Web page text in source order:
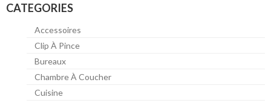
CATEGORIES
Accessoires
Clip À Pince
Bureaux
Chambre À Coucher
Cuisine